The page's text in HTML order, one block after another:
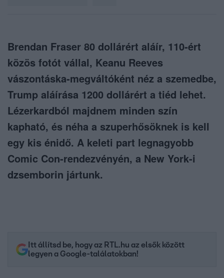
Brendan Fraser 80 dollárért aláír, 110-ért
közös fotót vállal, Keanu Reeves
vászontáska-megváltóként néz a szemedbe,
Trump aláírása 1200 dollárért a tiéd lehet.
Lézerkardból majdnem minden szín
kapható, és néha a szuperhősöknek is kell
egy kis énidő. A keleti part legnagyobb
Comic Con-rendezvényén, a New York-i
dzsemborin jártunk.
Itt állítsd be, hogy az RTL.hu az elsők között
legyen a Google-találatokban!